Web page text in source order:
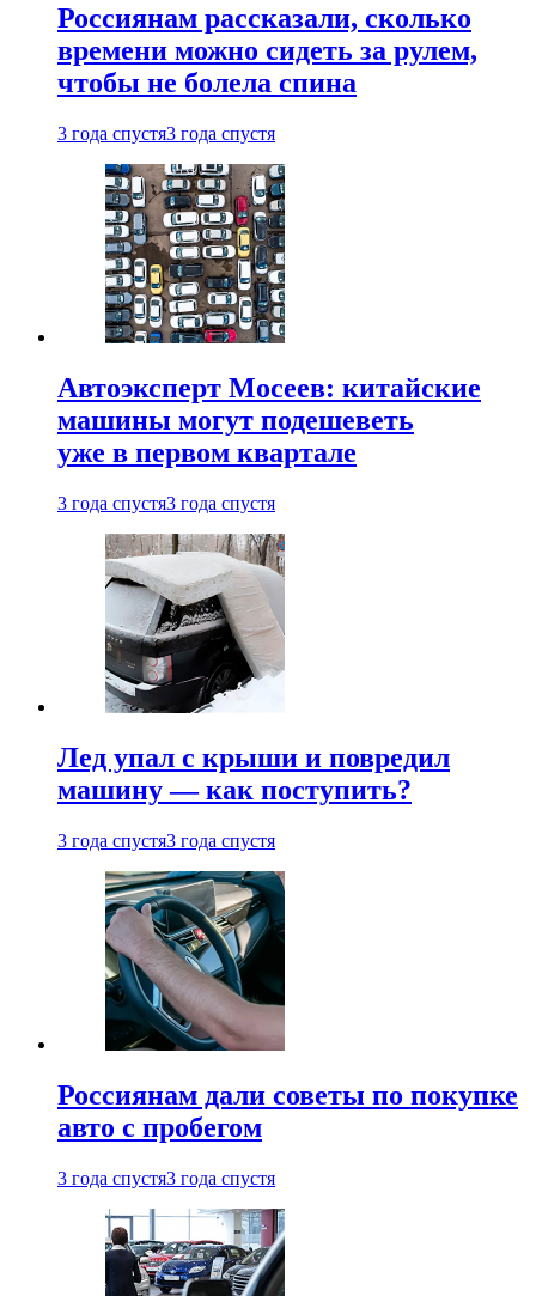
Россиянам рассказали, сколько
времени можно сидеть за рулем,
чтобы не болела спина
3 года спустя3 года спустя
Автоэксперт Мосеев: китайские
машины могут подешеветь
уже в первом квартале
3 года спустя3 года спустя
Лед упал с крыши и повредил
машину — как поступить?
3 года спустя3 года спустя
Россиянам дали советы по покупке
авто с пробегом
3 года спустя3 года спустя